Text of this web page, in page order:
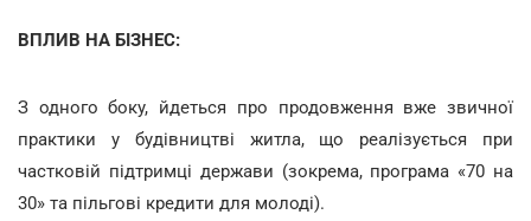
ВПЛИВ НА БІЗНЕС:
З одного боку, йдеться про продовження вже звичної
практики у будівництві житла, що реалізується при
частковій підтримці держави (зокрема, програма «70 на
30» та пільгові кредити для молоді).